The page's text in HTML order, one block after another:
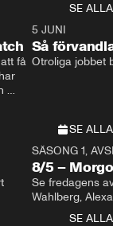
SE ALLA
få
5 JUNI
Så
Otroliga jobbet
SE ALLA
SÄSONG 1,
8/5 –
Se fredagens
SE ALLA